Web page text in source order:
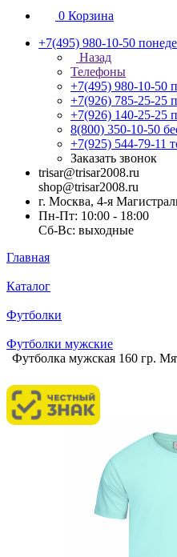
0 Корзина
+7(495) 980-10-50
Назад
Телефоны
+7(495) 980-10-50
+7(926) 785-25-25
+7(926) 140-25-25
8(800) 350-10-50
+7(925) 544-79-11
Заказать звонок
trisar@trisar2008.ru
shop@trisar2008.ru
г. Москва, 4-я
Пн-Пт: 10:00 - 18:00
Сб-Вс: выходные
Главная
Каталог
Футболки
Футболки мужские
Футболка мужская 160 гр.